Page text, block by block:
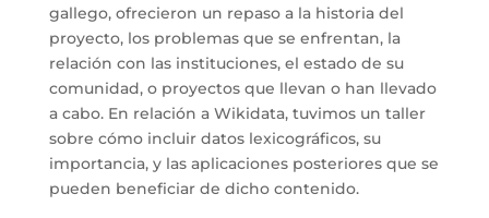
gallego, ofrecieron un repaso a la historia del
proyecto, los problemas que se enfrentan, la
relación con las instituciones, el estado de su
comunidad, o proyectos que llevan o han llevado
a cabo. En relación a Wikidata, tuvimos un taller
sobre cómo incluir datos lexicográficos, su
importancia, y las aplicaciones posteriores que se
pueden beneficiar de dicho contenido.